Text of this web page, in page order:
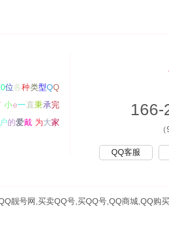
0位各种类型QQ
小e一直秉承完
户的爱戴 为大家
166-
QQ客服
靓号网,买卖QQ号,买QQ号,QQ商城,QQ购